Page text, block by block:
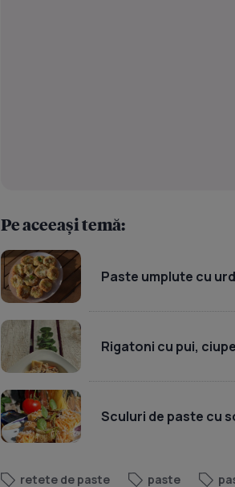
Pe aceeași temă:
Paste umplute cu
Rigatoni cu pui,
Sculuri de paste cu
retete de paste paste